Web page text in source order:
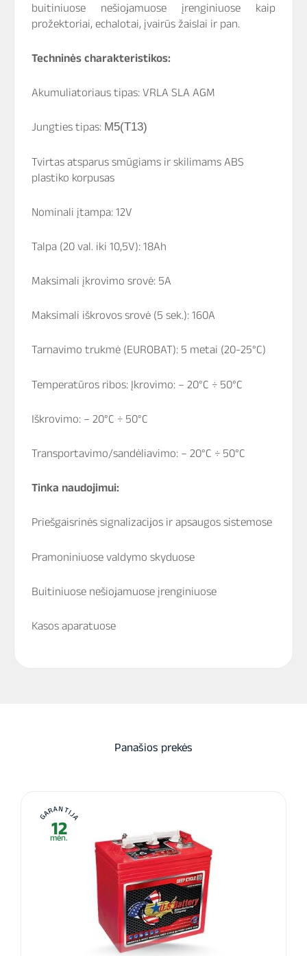
buitiniuose nešiojamuose įrenginiuose kaip
prožektoriai, echalotai, įvairūs žaislai ir pan.
Techninės charakteristikos:
Akumuliatoriaus tipas: VRLA SLA AGM
Jungties tipas: M5(T13)
Tvirtas atsparus smūgiams ir skilimams ABS
plastiko korpusas
Nominali įtampa: 12V
Talpa (20 val. iki 10,5V): 18Ah
Maksimali įkrovimo srovė: 5A
Maksimali iškrovos srovė (5 sek.): 160A
Tarnavimo trukmė (EUROBAT): 5 metai (20-25°C)
Temperatūros ribos: Įkrovimo: – 20°C ÷ 50°C
Iškrovimo: – 20°C ÷ 50°C
Transportavimo/sandėliavimo: – 20°C ÷ 50°C
Tinka naudojimui:
Priešgaisrinės signalizacijos ir apsaugos sistemose
Pramoniniuose valdymo skyduose
Buitiniuose nešiojamuose įrenginiuose
Kasos aparatuose
Panašios prekės
GARANTIJA
12
mėn.